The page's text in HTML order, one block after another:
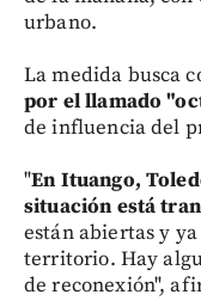
urbano.
La medida busca
por el llamado
de influencia del
"En Ituango,
situación está
están abiertas y
territorio. Hay
de reconexión",